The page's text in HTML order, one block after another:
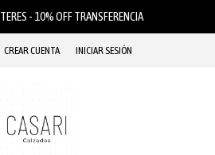
- 10% OFF TRANSFERENCIA
CREAR CUENTA INICIAR SESIÓN